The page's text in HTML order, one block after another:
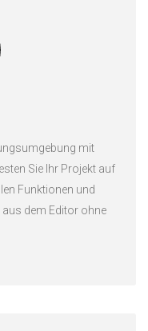
mit
Sie Ihr Projekt auf
Funktionen und
dem Editor ohne